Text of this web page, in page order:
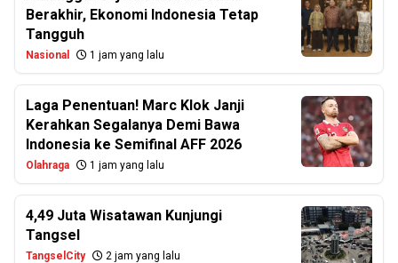
Berakhir, Ekonomi Indonesia Tetap
Tangguh
Nasional 1 jam yang lalu
Laga Penentuan! Marc Klok Janji
Kerahkan Segalanya Demi Bawa
Indonesia ke Semifinal AFF 2026
Olahraga 1 jam yang lalu
4,49 Juta Wisatawan Kunjungi
Tangsel
TangselCity 2 jam yang lalu